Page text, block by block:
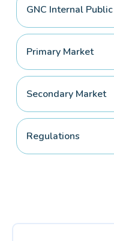
GNC Internal
Primary Market
Secondary Market
Regulations